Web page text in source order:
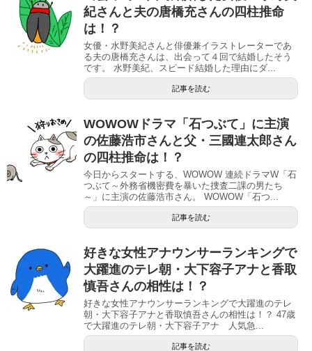
紀さんと夫の唐橋充さんの四柱推命
は！？
女優・水野美紀さんと俳優兼イラストレーターであ
る夫の唐橋充さんは、出会って４回で結婚したそう
です。 水野美紀、スピード結婚した理由にダ...
記事を読む
WOWOWドラマ「石つぶて」に主演
の佐藤浩市さんと父・三國連太郎さん
の四柱推命は！？
今日からスタートする、WOWOW 連続ドラマW「石
つぶて～外務省機密費を暴いた捜査二課の男たち
～」に主演の佐藤浩市さん。 WOWOW「石つ...
記事を読む
好きな女性アナウンサーランキングで
大躍進のテレ朝・大下容子アナと香取
慎吾さんの相性は！？
好きな女性アナウンサーランキングで大躍進のテレ
朝・大下容子アナと香取慎吾さんの相性は！？ 47歳
で大躍進のテレ朝・大下容子アナ 人気急...
記事を読む